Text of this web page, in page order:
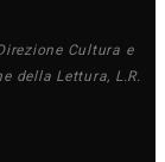
Cultura e
della Lettura, L.R.